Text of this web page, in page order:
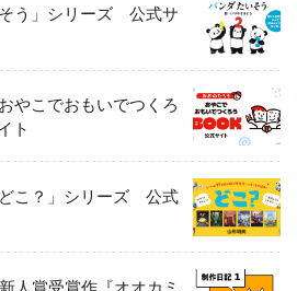
う」シリーズ 公式サ
やこでおもいでつくろ
ト
こ？」シリーズ 公式
人賞受賞作『オオカミ